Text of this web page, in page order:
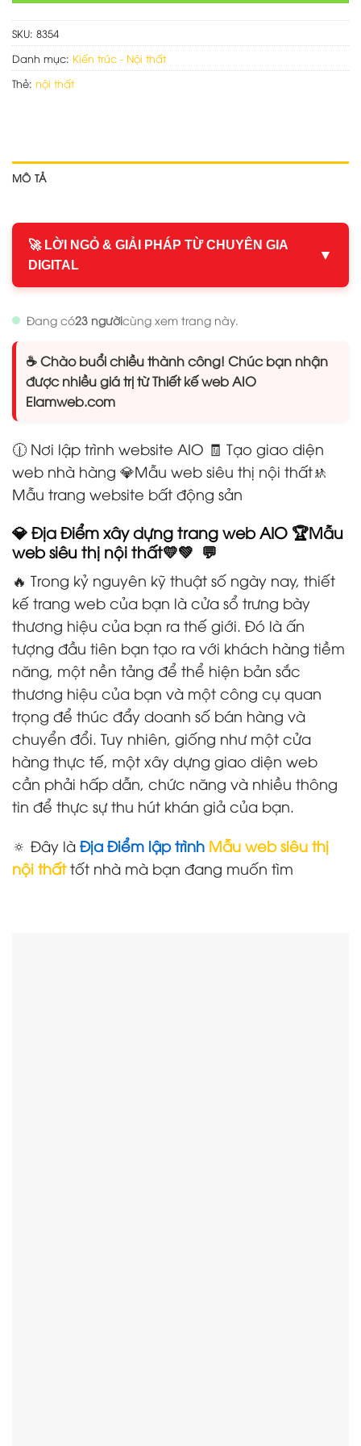
SKU: 8354
Danh mục: Kiến trúc - Nội thất
Thẻ: nội thất
MÔ TẢ
🚀 LỜI NGỎ & GIẢI PHÁP TỪ CHUYÊN GIA
DIGITAL
▼
Đang có23 ngườicùng xem trang này.
☕ Chào buổi chiều thành công! Chúc bạn nhận
được nhiều giá trị từ Thiết kế web AIO
Elamweb.com
🕧 Nơi lập trình website AIO 🧾 Tạo giao diện
web nhà hàng 💎Mẫu web siêu thị nội thất🚸
Mẫu trang website bất động sản
💎 Địa Điểm xây dựng trang web AIO 🏆Mẫu
web siêu thị nội thất💛💚 💬
🔥 Trong kỷ nguyên kỹ thuật số ngày nay, thiết
kế trang web của bạn là cửa sổ trưng bày
thương hiệu của bạn ra thế giới. Đó là ấn
tượng đầu tiên bạn tạo ra với khách hàng tiềm
năng, một nền tảng để thể hiện bản sắc
thương hiệu của bạn và một công cụ quan
trọng để thúc đẩy doanh số bán hàng và
chuyển đổi. Tuy nhiên, giống như một cửa
hàng thực tế, một xây dựng giao diện web
cần phải hấp dẫn, chức năng và nhiều thông
tin để thực sự thu hút khán giả của bạn.
🔅 Đây là Địa Điểm lập trình Mẫu web siêu thị
nội thấttốt nhà mà bạn đang muốn tìm